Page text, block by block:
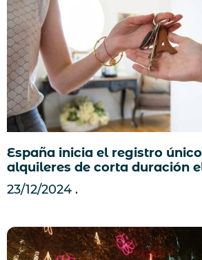
España inicia el registro
alquileres de corta duración
23/12/2024